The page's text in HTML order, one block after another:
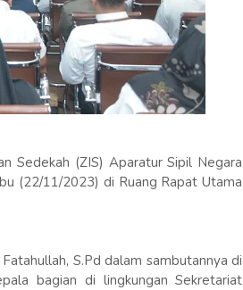
Sedekah (ZIS) Aparatur Sipil Negara
(22/11/2023) di Ruang Rapat Utama
S.Pd dalam sambutannya di
bagian di lingkungan Sekretariat